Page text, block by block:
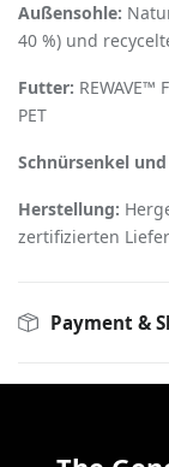
Außensohle:
40 %) und
Futter:
PET
Schnürsenkel
Herstellung:
zertifizierten
Payment &